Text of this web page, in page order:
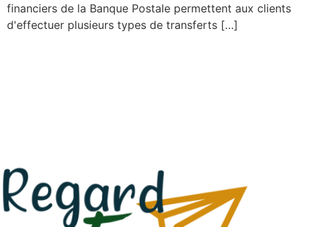
financiers de la Banque Postale permettent aux clients
d'effectuer plusieurs types de transferts […]